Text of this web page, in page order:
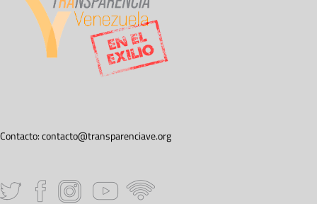
Contacto:contacto@transparenciave.org